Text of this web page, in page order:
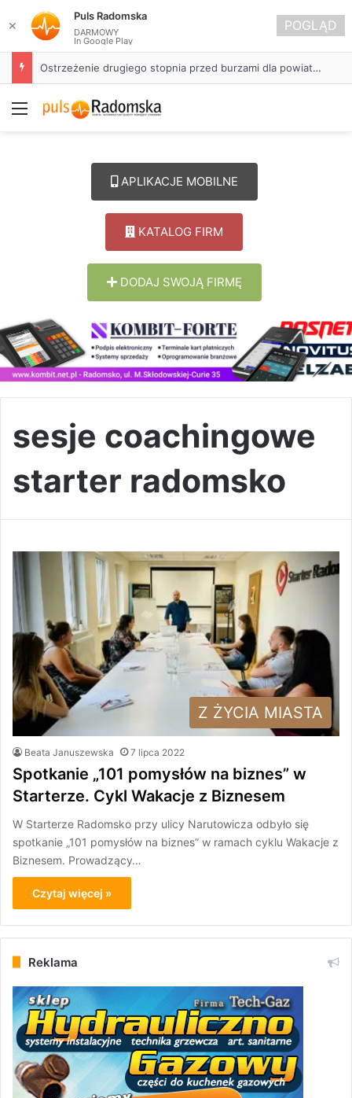
Ostrzeżenie drugiego stopnia przed burzami dla powiatu radomszczańskiego
Menu
APLIKACJE MOBILNE
KATALOG FIRM
DODAJ SWOJĄ FIRMĘ
sesje coachingowe
starter radomsko
Z ŻYCIA MIASTA
Beata Januszewska 7 lipca 2022
Spotkanie „101 pomysłów na biznes” w
Starterze. Cykl Wakacje z Biznesem
W Starterze Radomsko przy ulicy Narutowicza odbyło się
spotkanie „101 pomysłów na biznes” w ramach cyklu Wakacje z
Biznesem. Prowadzący…
Czytaj więcej »
Reklama
✕
Puls Radomska
DARMOWY
In Google Play
POGLĄD